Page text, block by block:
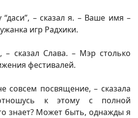
– сказал я. – Ваше имя –
игр Радхики.
сказал Слава. – Мэр столько
фестивалей.
совсем посвящение, – сказала
к этому с полной
знает? Может быть, однажды я